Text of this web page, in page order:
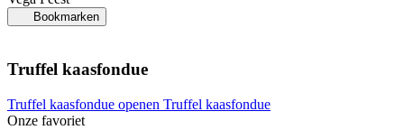
Bookmarken
Truffel kaasfondue
Truffel kaasfondue openen Truffel kaasfondue
Onze favoriet